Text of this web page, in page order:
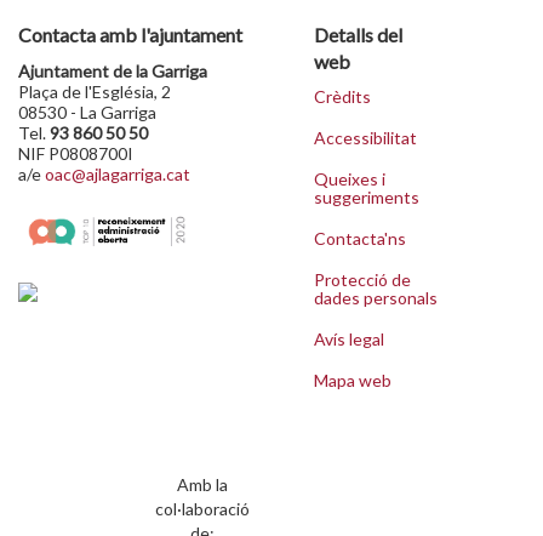
Contacta amb l'ajuntament
Ajuntament de la Garriga
Plaça de l'Església, 2
08530 - La Garriga
Tel.93 860 50 50
NIF P0808700I
a/eoac@ajlagarriga.cat
Detalls del
web
Crèdits
Accessibilitat
Queixes i
suggeriments
Contacta'ns
Protecció de
dades personals
Avís legal
Mapa web
Amb la
col·laboració